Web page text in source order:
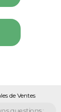
de Ventes